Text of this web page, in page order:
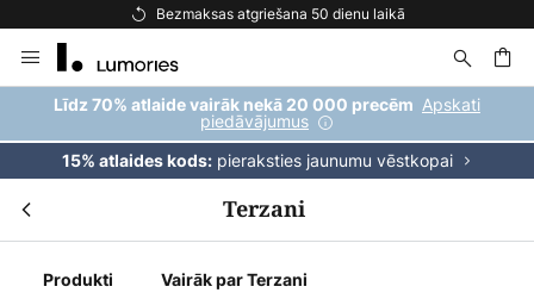
Bezmaksas piegāde pasūtījumiem virs 69 €
to
Content
Līdz 70% atlaide vairāk nekā 20 000 precēm Apskati
piedāvājumus
15% atlaides kods:pieraksties jaunumu vēstkopai
Terzani
Produkti Vairāk par Terzani